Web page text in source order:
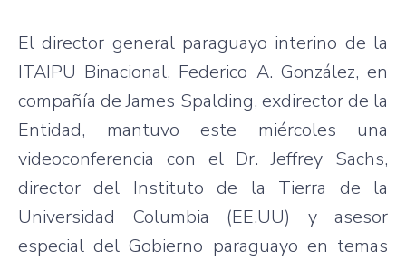
El director general paraguayo interino de la
ITAIPU Binacional, Federico A. González, en
compañía de James Spalding, exdirector de la
Entidad, mantuvo este miércoles una
videoconferencia con el Dr. Jeffrey Sachs,
director del Instituto de la Tierra de la
Universidad Columbia (EE.UU) y asesor
especial del Gobierno paraguayo en temas